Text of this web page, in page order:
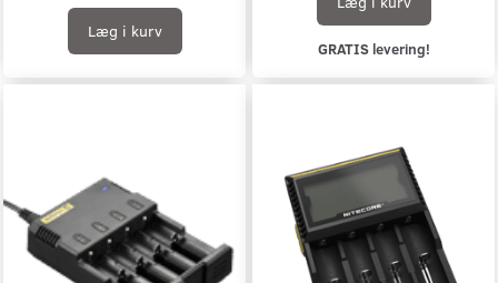
Læg i kurv
GRATIS levering!